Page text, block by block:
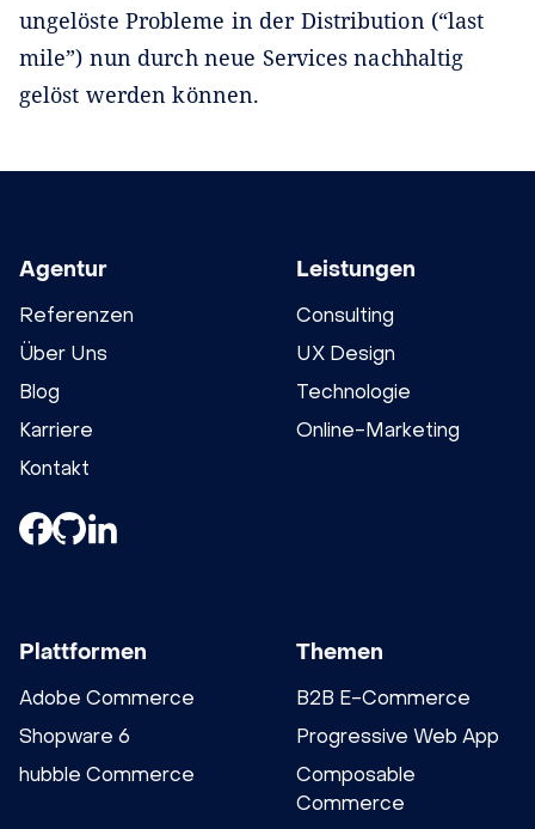
ungelöste Probleme in der Distribution (“last
mile”) nun durch neue Services nachhaltig
gelöst werden können.
Agentur
Referenzen
Über Uns
Blog
Karriere
Kontakt
Leistungen
Consulting
UX Design
Technologie
Online-Marketing
Plattformen
Adobe Commerce
Shopware 6
hubble Commerce
Themen
B2B E-Commerce
Progressive Web App
Composable
Commerce